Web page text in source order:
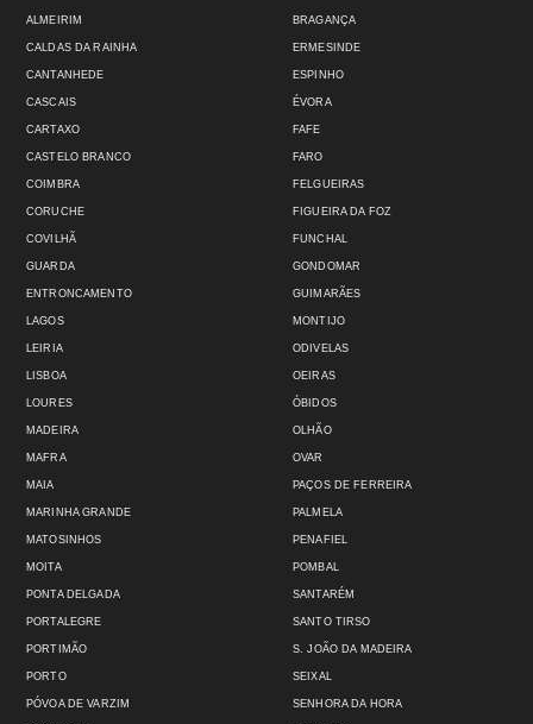
ALMEIRIM BRAGANÇA
CALDAS DA RAINHA
CANTANHEDE
CASCAIS
CARTAXO
CASTELO BRANCO
COIMBRA
CORUCHE
COVILHÃ
GUARDA
ENTRONCAMENTO
ERMESINDE
ESPINHO
ÉVORA
FAFE
FARO
FELGUEIRAS
FIGUEIRA DA FOZ
FUNCHAL
GONDOMAR
GUIMARÃES
LAGOS
LEIRIA
LISBOA
LOURES
MADEIRA
MAFRA
MAIA
MARINHA GRANDE
MATOSINHOS
MOITA
MONTIJO
ODIVELAS
OEIRAS
ÓBIDOS
OLHÃO
OVAR
PAÇOS DE FERREIRA
PALMELA
PENAFIEL
POMBAL
PONTA DELGADA
PORTALEGRE
PORTIMÃO
PORTO
PÓVOA DE VARZIM
SANTARÉM
SANTO TIRSO
S. JOÃO DA MADEIRA
SEIXAL
SENHORA DA HORA